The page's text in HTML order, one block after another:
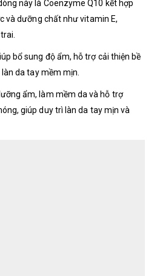
này là Coenzyme Q10 kết hợp
và dưỡng chất như vitamin E,
bổ sung độ ẩm, hỗ trợ cải thiện bề
da tay mềm mịn.
ẩm, làm mềm da và hỗ trợ
giúp duy trì làn da tay mịn và